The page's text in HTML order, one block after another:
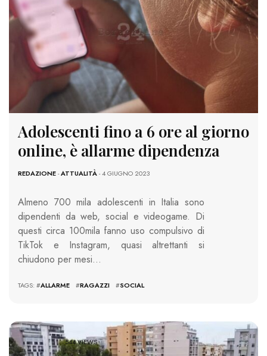
Adolescenti fino a 6 ore al giorno
online, è allarme dipendenza
REDAZIONE-ATTUALITÀ- 4 GIUGNO 2023
Almeno 700 mila adolescenti in Italia sono
dipendenti da web, social e videogame. Di
questi circa 100mila fanno uso compulsivo di
TikTok e Instagram, quasi altrettanti si
chiudono per mesi…
TAGS: #ALLARME #RAGAZZI #SOCIAL
544 VIEWS